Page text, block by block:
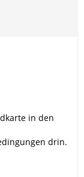
in den
drin.